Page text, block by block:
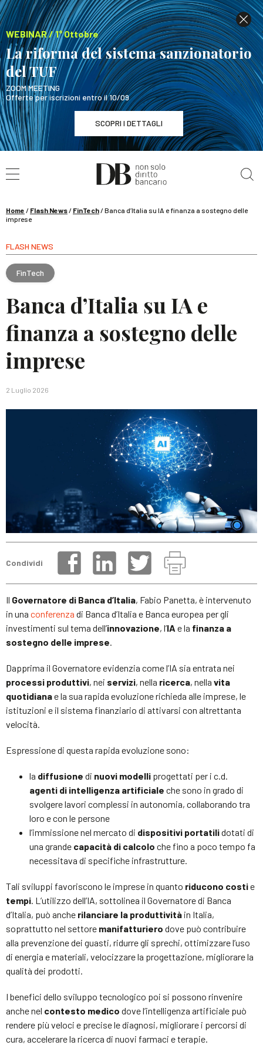
WEBINAR / 1° Ottobre
La riforma del sistema sanzionatorio
del TUF
ZOOM MEETING
Offerte per iscrizioni entro il 10/09
SCOPRI I DETTAGLI
WEBINAR / 1° Ottobre
La riforma del sistema sanzionatorio del TUF
Home / Flash News/ FinTech/Banca d’Italia su IA e finanza a sostegno delle
imprese
FLASH NEWS
FinTech
Banca d’Italia su IA e
finanza a sostegno delle
imprese
2 Luglio 2026
Condividi
Il Governatore di Banca d’Italia, Fabio Panetta, è intervenuto
in una conferenza di Banca d’Italia e Banca europea per gli
investimenti sul tema dell’innovazione, l’IA e la finanza a
sostegno delle imprese.
Dapprima il Governatore evidenzia come l’IA sia entrata nei
processi produttivi, nei servizi, nella ricerca, nella vita
quotidianae la sua rapida evoluzione richieda alle imprese, le
istituzioni e il sistema finanziario di attivarsi con altrettanta
velocità.
Espressione di questa rapida evoluzione sono:
la diffusione di nuovi modelli progettati per i c.d.
agenti di intelligenza artificiale che sono in grado di
svolgere lavori complessi in autonomia, collaborando tra
loro e con le persone
l’immissione nel mercato di dispositivi portatilidotati di
una grande capacità di calcolo che fino a poco tempo fa
necessitava di specifiche infrastrutture.
Tali sviluppi favoriscono le imprese in quanto riducono costie
tempi. L’utilizzo dell’IA, sottolinea il Governatore di Banca
d’Italia, può anche rilanciare la produttività in Italia,
soprattutto nel settore manifatturiero dove può contribuire
alla prevenzione dei guasti, ridurre gli sprechi, ottimizzare l’uso
di energia e materiali, velocizzare la progettazione, migliorare la
qualità dei prodotti.
I benefici dello sviluppo tecnologico poi si possono rinvenire
anche nel contesto medico dove l’intelligenza artificiale può
rendere più veloci e precise le diagnosi, migliorare i percorsi di
cura, accelerare la ricerca di nuovi farmaci e terapie.